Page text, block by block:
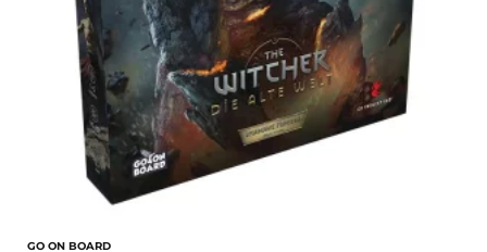
GO ON BOARD